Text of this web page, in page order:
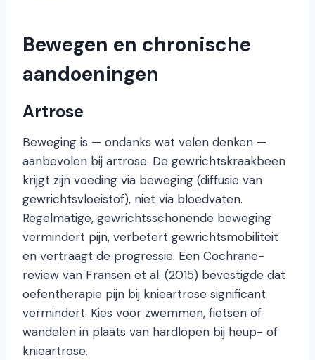
Bewegen en chronische
aandoeningen
Artrose
Beweging is — ondanks wat velen denken —
aanbevolen bij artrose. De gewrichtskraakbeen
krijgt zijn voeding via beweging (diffusie van
gewrichtsvloeistof), niet via bloedvaten.
Regelmatige, gewrichtsschonende beweging
vermindert pijn, verbetert gewrichtsmobiliteit
en vertraagt de progressie. Een Cochrane-
review van Fransen et al. (2015) bevestigde dat
oefentherapie pijn bij knieartrose significant
vermindert. Kies voor zwemmen, fietsen of
wandelen in plaats van hardlopen bij heup- of
knieartrose.